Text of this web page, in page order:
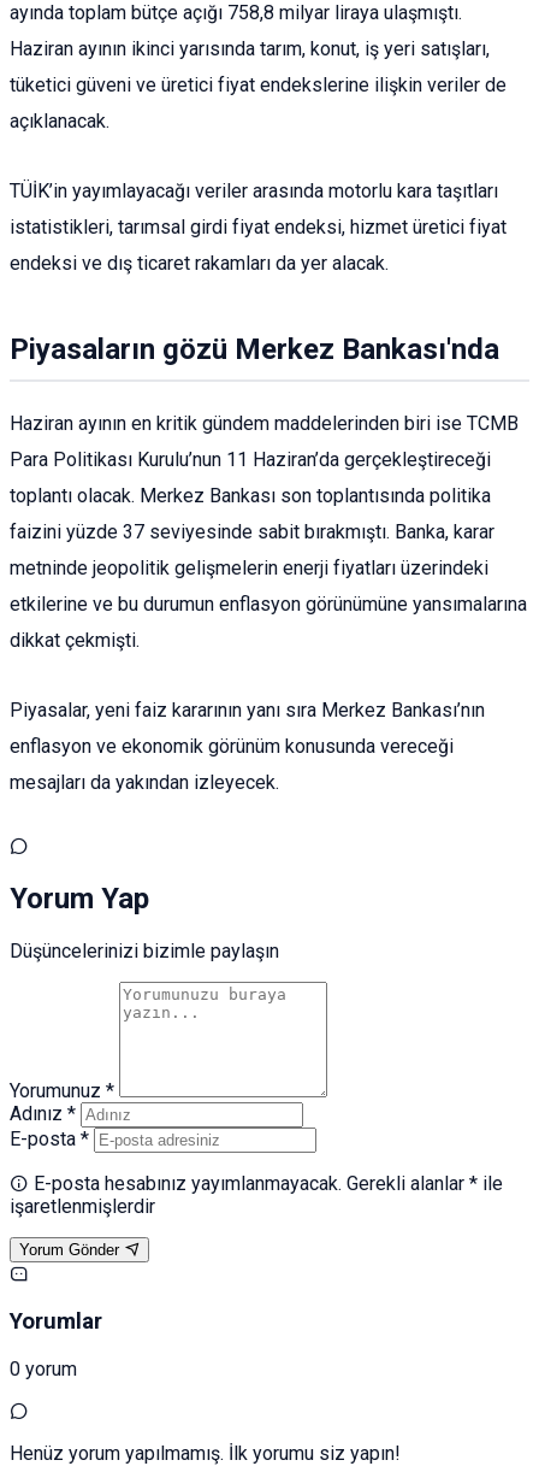
ayında toplam bütçe açığı 758,8 milyar liraya ulaşmıştı.
Haziran ayının ikinci yarısında tarım, konut, iş yeri satışları,
tüketici güveni ve üretici fiyat endekslerine ilişkin veriler de
açıklanacak.
TÜİK’in yayımlayacağı veriler arasında motorlu kara taşıtları
istatistikleri, tarımsal girdi fiyat endeksi, hizmet üretici fiyat
endeksi ve dış ticaret rakamları da yer alacak.
Piyasaların gözü Merkez Bankası'nda
Haziran ayının en kritik gündem maddelerinden biri ise TCMB
Para Politikası Kurulu’nun 11 Haziran’da gerçekleştireceği
toplantı olacak. Merkez Bankası son toplantısında politika
faizini yüzde 37 seviyesinde sabit bırakmıştı. Banka, karar
metninde jeopolitik gelişmelerin enerji fiyatları üzerindeki
etkilerine ve bu durumun enflasyon görünümüne yansımalarına
dikkat çekmişti.
Piyasalar, yeni faiz kararının yanı sıra Merkez Bankası’nın
enflasyon ve ekonomik görünüm konusunda vereceği
mesajları da yakından izleyecek.
Yorum Yap
Düşüncelerinizi bizimle paylaşın
Yorumunuz *
Adınız *
E-posta *
E-posta hesabınız yayımlanmayacak. Gerekli alanlar * ile
işaretlenmişlerdir
Yorum Gönder
Yorumlar
0 yorum
Henüz yorum yapılmamış. İlk yorumu siz yapın!